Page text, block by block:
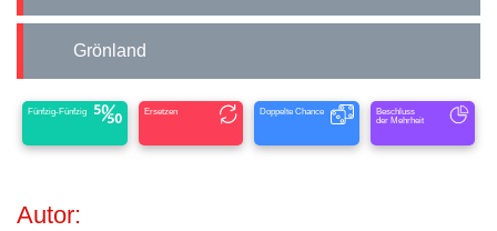
Grönland
Fünfzig-Fünfzig Ersetzen Doppelte Chance
Beschluss
der Mehrheit
Autor: